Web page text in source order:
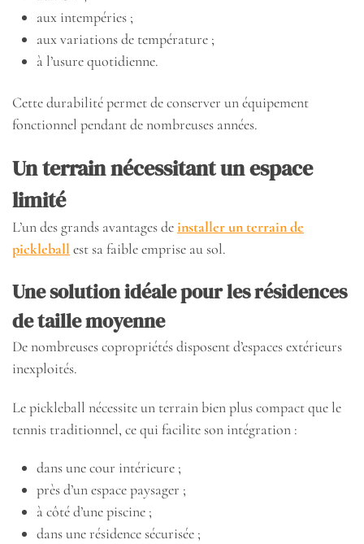
aux intempéries ;
aux variations de température ;
à l’usure quotidienne.
Cette durabilité permet de conserver un équipement
fonctionnel pendant de nombreuses années.
Un terrain nécessitant un espace
limité
L’un des grands avantages deinstaller un terrain de
pickleball est sa faible emprise au sol.
Une solution idéale pour les résidences
de taille moyenne
De nombreuses copropriétés disposent d’espaces extérieurs
inexploités.
Le pickleball nécessite un terrain bien plus compact que le
tennis traditionnel, ce qui facilite son intégration :
dans une cour intérieure ;
près d’un espace paysager ;
à côté d’une piscine ;
dans une résidence sécurisée ;